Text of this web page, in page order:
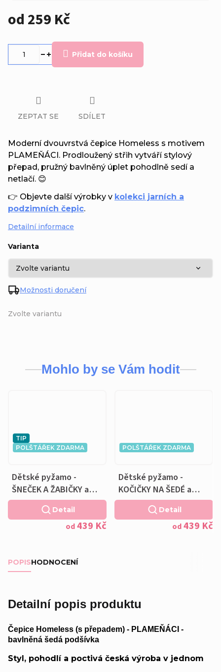
od 259 Kč
Zvolte variantu
Varianta
Možnosti doručení
Přidat do košíku
Moderní dvouvrstvá čepice Homeless s motivem
PLAMEŇÁCI. Prodloužený střih vytváří stylový
přepad, pružný bavlněný úplet pohodlně sedí a
netlačí. 😊
👉 Objevte další výrobky v kolekci jarních a
podzimních čepic.
Detailní informace
ZEPTAT SE SDÍLET
Mohlo by se Vám hodit
TIP
POLŠTÁŘEK ZDARMA
Dětské pyžamo -
ŠNEČEK A ŽABIČKY a
Polštářek ZDARMA
od439 Kč
Detail
POLŠTÁŘEK ZDARMA
Dětské pyžamo -
KOČIČKY NA ŠEDÉ a
Polštářek ZDARMA
od439 Kč
Detail
POPISHODNOCENÍ
Detailní popis produktu
Čepice Homeless (s přepadem) - PLAMEŇÁCI -
bavlněná šedá podšívka
Styl, pohodlí a poctivá česká výroba v jednom